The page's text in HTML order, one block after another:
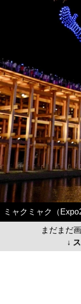
ミャクミャク（
まだまだ
↓